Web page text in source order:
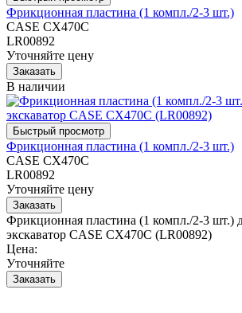
Фрикционная пластина (1 компл./2-3 шт.)
CASE CX470C
LR00892
Уточняйте цену
В наличии
Фрикционная пластина (1 компл./2-3 шт.)
CASE CX470C
LR00892
Уточняйте цену
Фрикционная пластина (1 компл./2-3 шт.)
экскаватор CASE CX470C (LR00892)
Цена:
Уточняйте